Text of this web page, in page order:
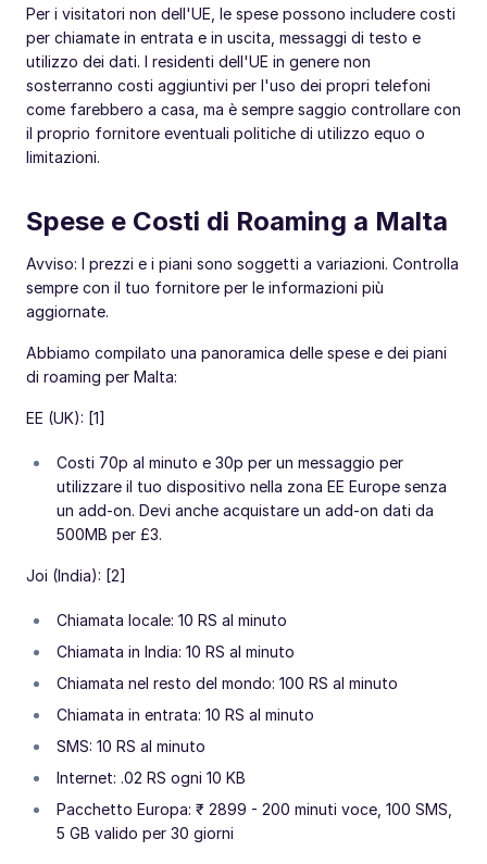
Per i visitatori non dell'UE, le spese possono includere costi
per chiamate in entrata e in uscita, messaggi di testo e
utilizzo dei dati. I residenti dell'UE in genere non
sosterranno costi aggiuntivi per l'uso dei propri telefoni
come farebbero a casa, ma è sempre saggio controllare con
il proprio fornitore eventuali politiche di utilizzo equo o
limitazioni.
Spese e Costi di Roaming a Malta
Avviso: I prezzi e i piani sono soggetti a variazioni. Controlla
sempre con il tuo fornitore per le informazioni più
aggiornate.
Abbiamo compilato una panoramica delle spese e dei piani
di roaming per Malta:
EE (UK): [1]
Costi 70p al minuto e 30p per un messaggio per
utilizzare il tuo dispositivo nella zona EE Europe senza
un add-on. Devi anche acquistare un add-on dati da
500MB per £3.
Joi (India): [2]
Chiamata locale: 10 RS al minuto
Chiamata in India: 10 RS al minuto
Chiamata nel resto del mondo: 100 RS al minuto
Chiamata in entrata: 10 RS al minuto
SMS: 10 RS al minuto
Internet: .02 RS ogni 10 KB
Pacchetto Europa: ₹ 2899 - 200 minuti voce, 100 SMS,
5 GB valido per 30 giorni